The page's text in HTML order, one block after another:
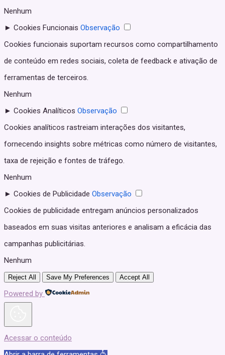
Nenhum
► Cookies Funcionais Observação
Cookies funcionais suportam recursos como compartilhamento
de conteúdo em redes sociais, coleta de feedback e ativação de
ferramentas de terceiros.
Nenhum
► Cookies Analíticos Observação
Cookies analíticos rastreiam interações dos visitantes,
fornecendo insights sobre métricas como número de visitantes,
taxa de rejeição e fontes de tráfego.
Nenhum
► Cookies de Publicidade Observação
Cookies de publicidade entregam anúncios personalizados
baseados em suas visitas anteriores e analisam a eficácia das
campanhas publicitárias.
Nenhum
Reject All Save My Preferences Accept All
Powered by
Acessar o conteúdo